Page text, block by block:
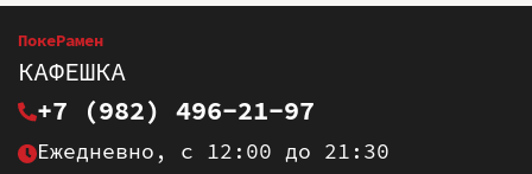
ПокеРамен
КАФЕШКА
+7 (982) 496-21-97
Ежедневно, с 12:00 до 21:30